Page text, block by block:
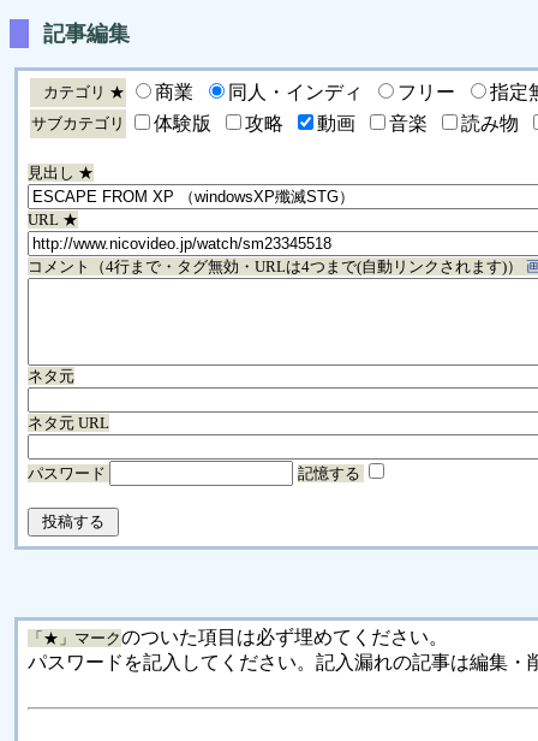
記事編集
カテゴリ ★ 商業 同人・インディ フリー 指定
サブカテゴリ 体験版 攻略 動画 音楽 読み物
見出し ★
URL ★
コメント（4行まで・タグ無効・URLは4つまで(自動リンクされます)）
ネタ元
ネタ元 URL
パスワード 記憶する
「★」マークのついた項目は必ず埋めてください。
パスワードを記入してください。記入漏れの記事は編集・